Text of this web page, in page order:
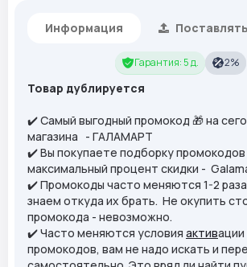
Информация
Гарантия: 5 д. 2%
Товар дублируется
✔️ Самый выгодный промокод 🎁 на
магазина - ГАЛАМАРТ
✔️ Вы покупаете подборку промокодов
максимальный процент скидки -
✔️ Промокоды часто меняются 1-2
знаем откуда их брать. Не окупить
промокода - невозможно.
✔️ Часто меняются условия актив
промокодов, вам не надо искать и